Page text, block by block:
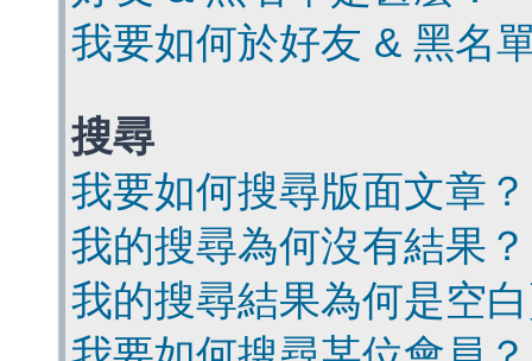
我要如何於好友 & 黑名
搜尋
我要如何搜尋版面文章？
我的搜尋為何沒有結果？
我的搜尋結果為何是空